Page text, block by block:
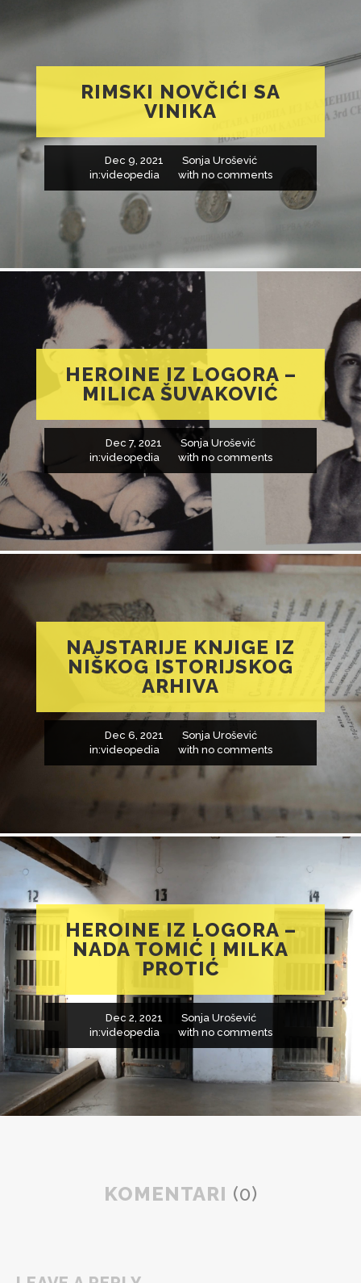
RIMSKI NOVČIĆI SA
VINIKA
Dec 9, 2021
Sonja Urošević
in:videopedia with no comments
HEROINE IZ LOGORA –
MILICA ŠUVAKOVIĆ
Dec 7, 2021
Sonja Urošević
in:videopedia with no comments
NAJSTARIJE KNJIGE IZ
NIŠKOG ISTORIJSKOG
ARHIVA
Dec 6, 2021
Sonja Urošević
in:videopedia with no comments
HEROINE IZ LOGORA –
NADA TOMIĆ I MILKA
PROTIĆ
Dec 2, 2021
Sonja Urošević
in:videopedia with no comments
KOMENTARI (0)